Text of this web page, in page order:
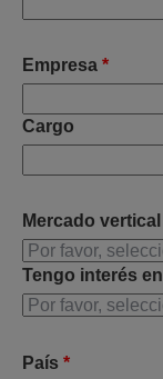
Empresa *
Cargo
Mercado vertical
Tengo interés en
País *